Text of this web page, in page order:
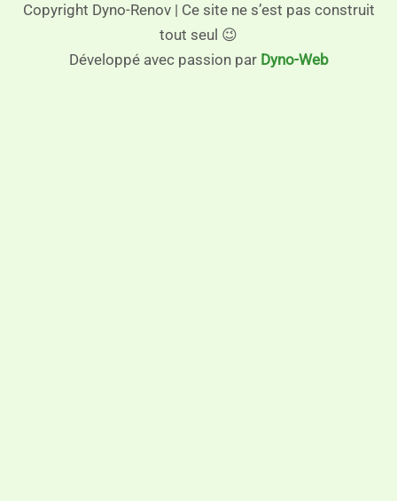
Copyright Dyno-Renov | Ce site ne s’est pas construit
tout seul 😉
Développé avec passion par Dyno-Web